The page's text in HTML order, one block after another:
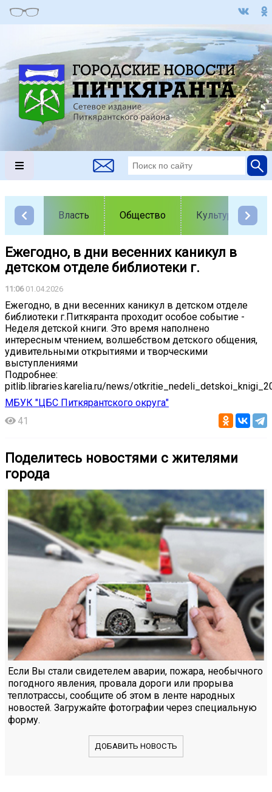
Власть Общество Культура
Ежегодно, в дни весенних каникул в
детском отделе библиотеки г.
11:0601.04.2026
Ежегодно, в дни весенних каникул в детском отделе
библиотеки г.Питкяранта проходит особое событие -
Неделя детской книги. Это время наполнено
интересным чтением, волшебством детского общения,
удивительными открытиями и творческими
выступлениями
Подробнее:
pitlib.libraries.karelia.ru/news/
МБУК "ЦБС Питкярантского округа"
41
Поделитесь новостями с жителями
города
Если Вы стали свидетелем аварии, пожара, необычного
погодного явления, провала дороги или прорыва
теплотрассы, сообщите об этом в ленте народных
новостей. Загружайте фотографии через специальную
форму.
ДОБАВИТЬ НОВОСТЬ